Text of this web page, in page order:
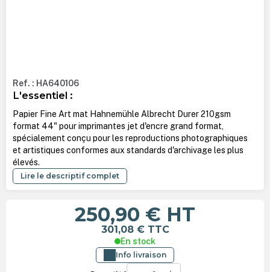
Ref. : HA640106
L'essentiel :
Papier Fine Art mat Hahnemühle Albrecht Durer 210gsm
format 44" pour imprimantes jet d'encre grand format,
spécialement conçu pour les reproductions photographiques
et artistiques conformes aux standards d'archivage les plus
élevés.
Lire le descriptif complet
250,90 € HT
301,08 € TTC
En stock
Info livraison